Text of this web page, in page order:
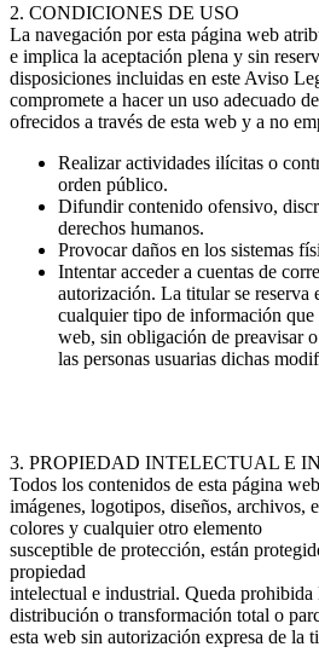
2. CONDICIONES DE USO
La navegación por esta página web
e implica la aceptación plena y sin
disposiciones incluidas en este Aviso
compromete a hacer un uso adecuado
ofrecidos a través de esta web y a no
Realizar actividades ilícitas o
orden público.
Difundir contenido ofensivo,
derechos humanos.
Provocar daños en los sistemas
Intentar acceder a cuentas de
autorización. La titular se reserva
cualquier tipo de información que
web, sin obligación de preavisar
las personas usuarias dichas
3. PROPIEDAD INTELECTUAL E
Todos los contenidos de esta página
imágenes, logotipos, diseños, archivos,
colores y cualquier otro elemento
susceptible de protección, están
propiedad
intelectual e industrial. Queda prohibida
distribución o transformación total o
esta web sin autorización expresa de la